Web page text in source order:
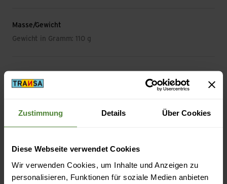
Zustimmung Details Über Cookies
Diese Webseite verwendet Cookies
Wir verwenden Cookies, um Inhalte und Anzeigen zu
personalisieren, Funktionen für soziale Medien anbieten
Masse/Gewicht
Gewicht in Gramm: 110 g